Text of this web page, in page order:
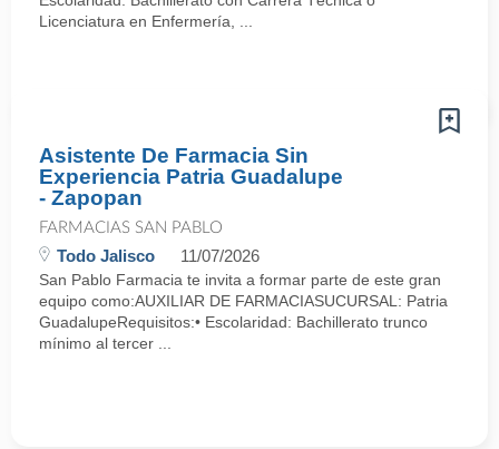
Licenciatura en Enfermería, ...
Asistente De Farmacia Sin
Experiencia Patria Guadalupe
- Zapopan
FARMACIAS SAN PABLO
Todo Jalisco 11/07/2026
San Pablo Farmacia te invita a formar parte de este gran
equipo como:AUXILIAR DE FARMACIASUCURSAL: Patria
GuadalupeRequisitos:• Escolaridad: Bachillerato trunco
mínimo al tercer ...